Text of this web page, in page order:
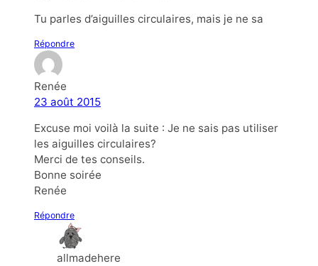
Tu parles d’aiguilles circulaires, mais je ne sa
Répondre
Renée
23 août 2015
Excuse moi voilà la suite : Je ne sais pas utiliser
les aiguilles circulaires?
Merci de tes conseils.
Bonne soirée
Renée
Répondre
allmadehere